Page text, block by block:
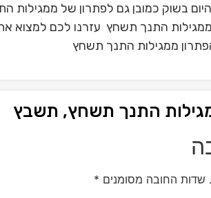
בשוק כמובן גם לפתרון של
התנך תשחץ עזרנו לכם למצוא
ממגילות התנך תשחץ
התנך תשחץ, תשבץ
שדות החובה מסומנים *